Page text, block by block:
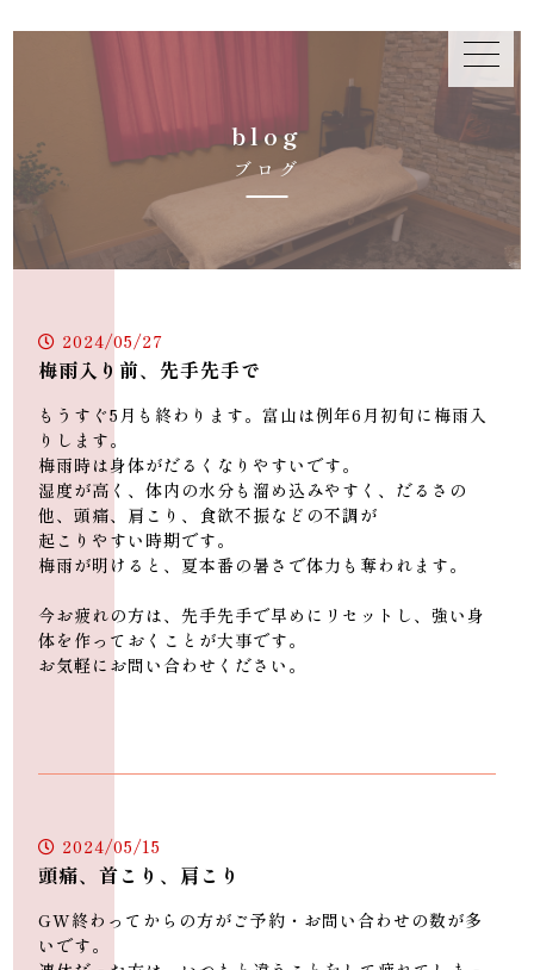
blog
ブログ
2024/05/27
梅雨入り前、先手先手で
もうすぐ5月も終わります。富山は例年6月初旬に梅雨入
りします。
梅雨時は身体がだるくなりやすいです。
湿度が高く、体内の水分も溜め込みやすく、だるさの
他、頭痛、肩こり、食欲不振などの不調が
起こりやすい時期です。
梅雨が明けると、夏本番の暑さで体力も奪われます。
今お疲れの方は、先手先手で早めにリセットし、強い身
体を作っておくことが大事です。
お気軽にお問い合わせください。
2024/05/15
頭痛、首こり、肩こり
GW終わってからの方がご予約・お問い合わせの数が多
いです。